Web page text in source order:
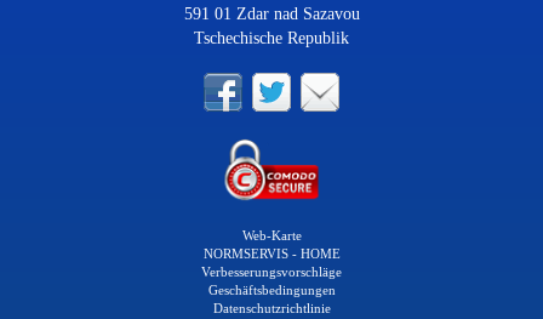
591 01 Zdar nad Sazavou
Tschechische Republik
Web-Karte
NORMSERVIS - HOME
Verbesserungsvorschläge
Geschäftsbedingungen
Datenschutzrichtlinie